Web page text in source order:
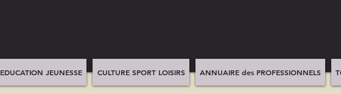
EDUCATION JEUNESSE CULTURE SPORT LOISIRS ANNUAIRE des PROFESSIONNELS